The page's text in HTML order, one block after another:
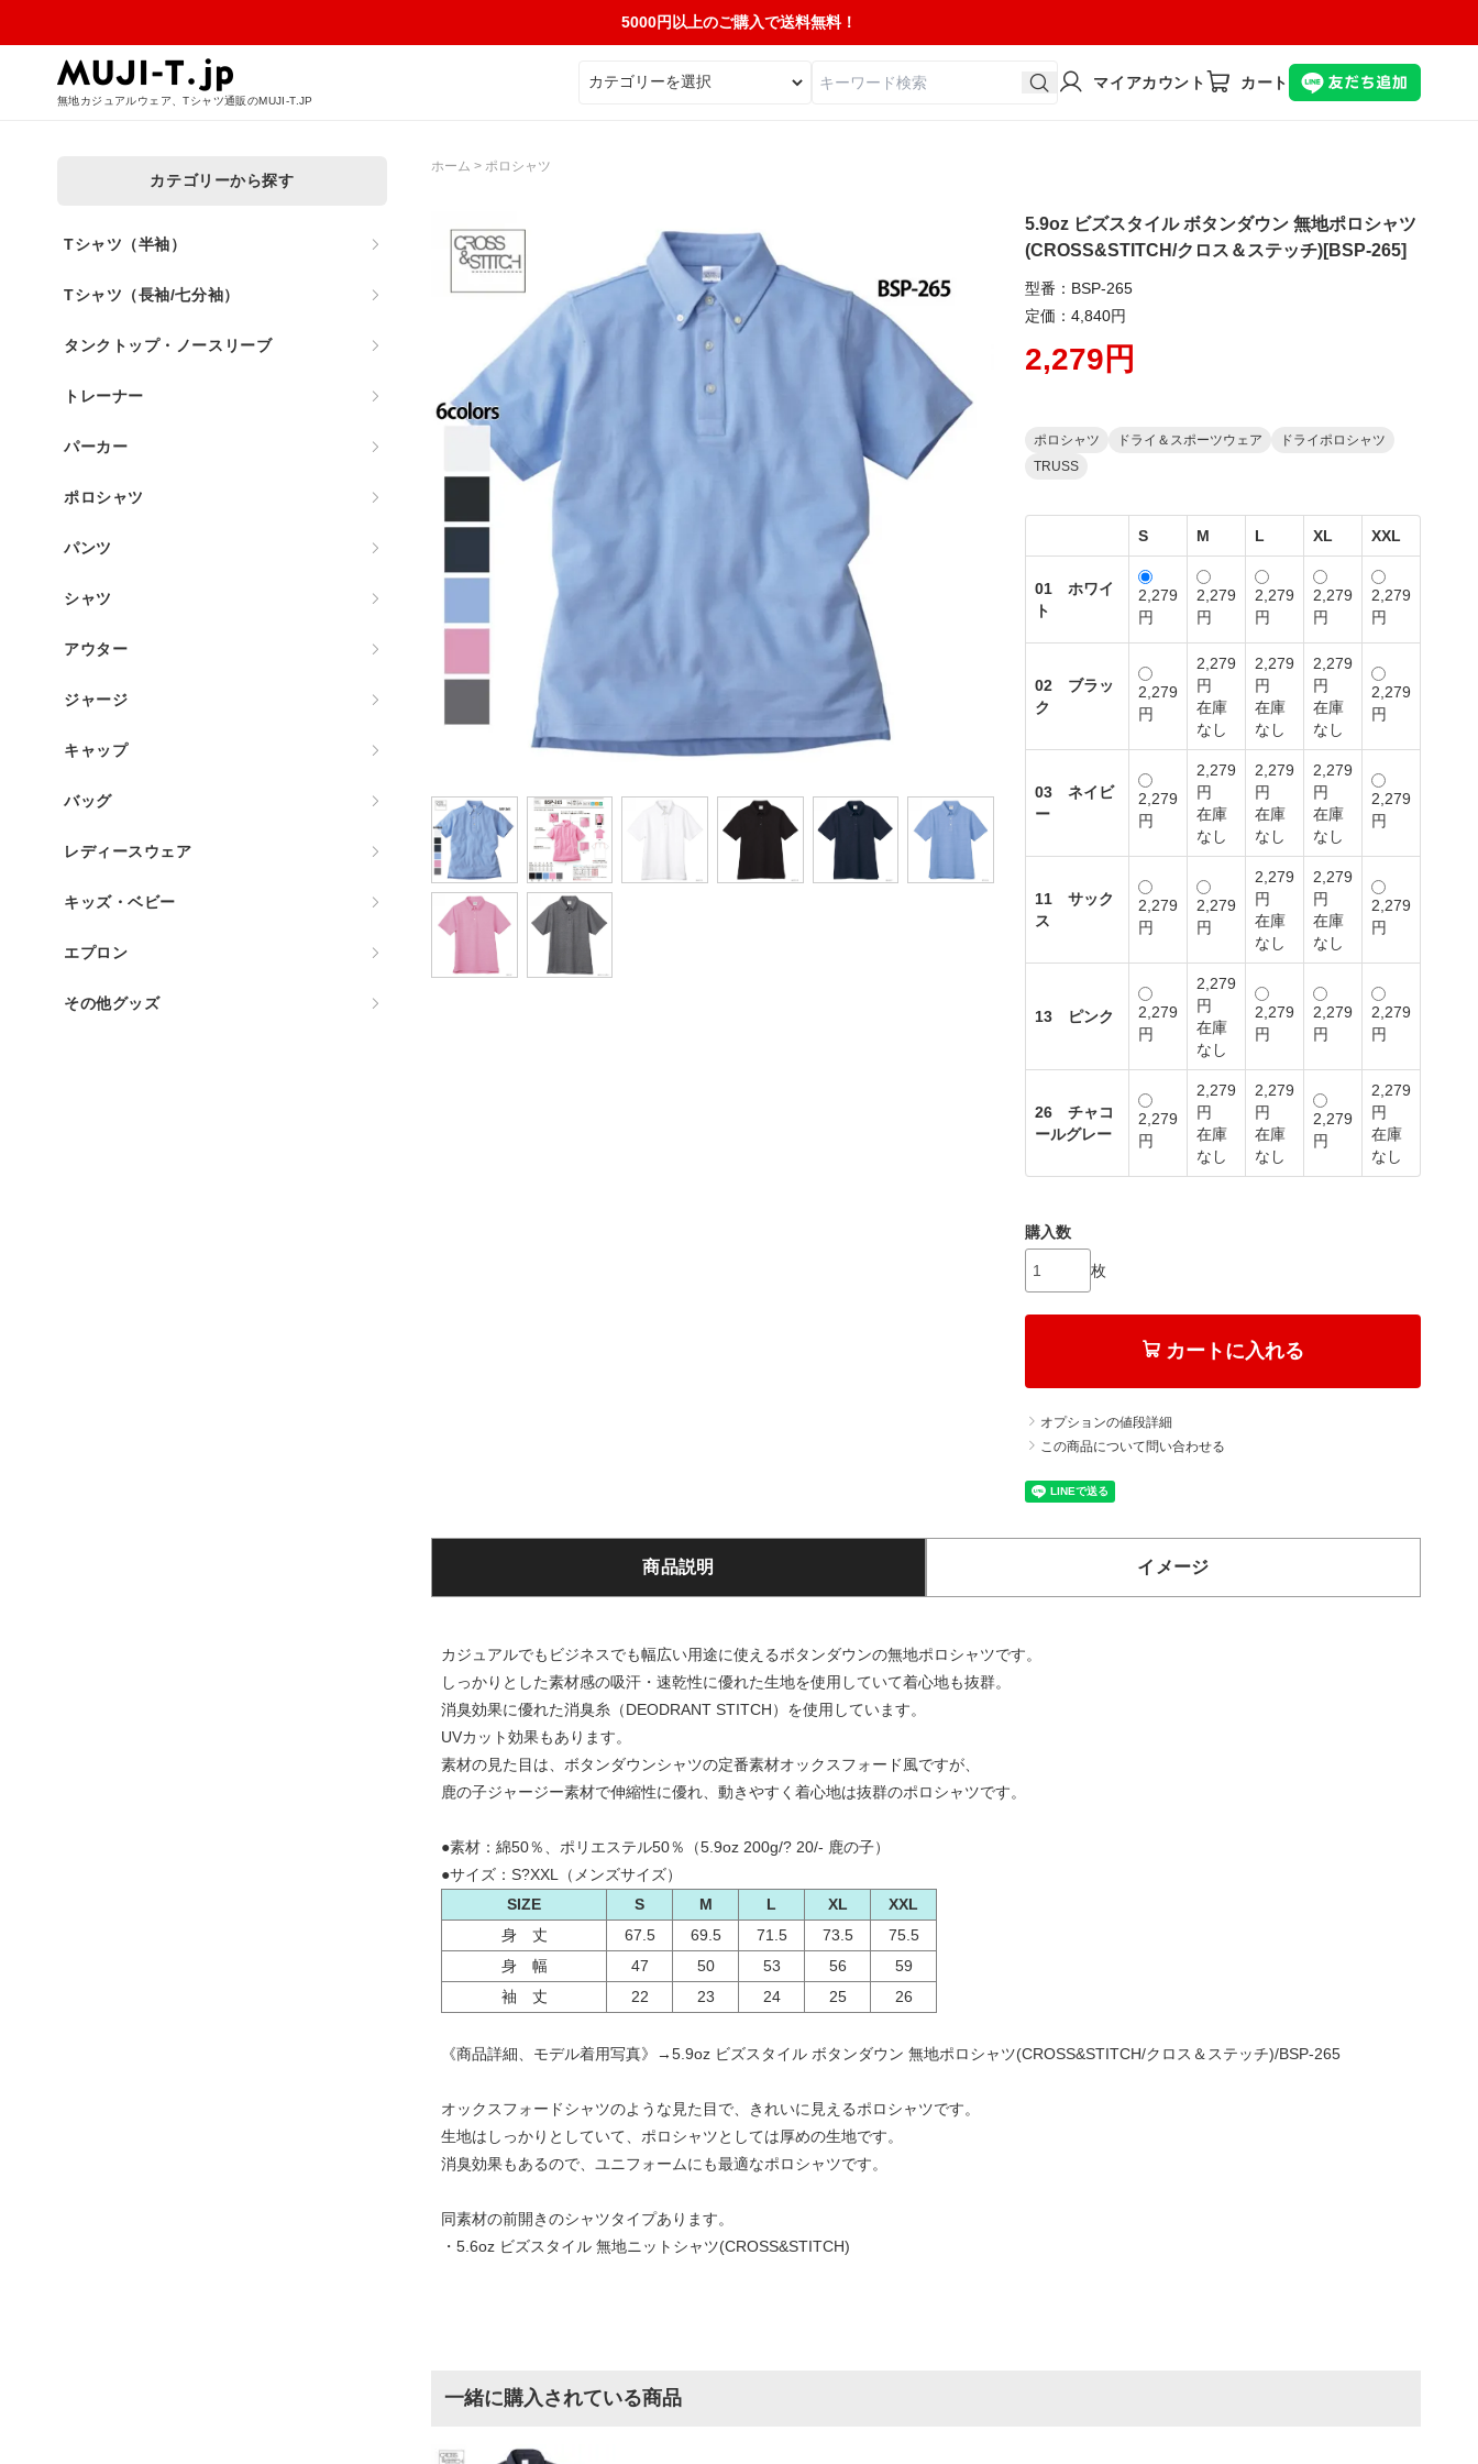
5000円以上のご購入で送料無料！
無地カジュアルウェア、Tシャツ通販のMUJI-T.JP
マイアカウント カート
カテゴリーから探す
Tシャツ（半袖）
Tシャツ（長袖/七分袖）
タンクトップ・ノースリーブ
トレーナー
パーカー
ポロシャツ
パンツ
シャツ
アウター
ジャージ
キャップ
バッグ
レディースウェア
キッズ・ベビー
エプロン
その他グッズ
ホーム > ポロシャツ
5.9oz ビズスタイル ボタンダウン 無地ポロシャツ
(CROSS&STITCH/クロス＆ステッチ)[BSP-265]
型番：BSP-265
定価：4,840円
2,279円
ポロシャツ ドライ＆スポーツウェア
ドライポロシャツ
TRUSS
S M L XL XXL
01 ホワイ
ト
2,279
円
2,279
円
2,279
円
2,279
円
2,279
円
02 ブラッ
ク
2,279
円
2,279
円
在庫
なし
2,279
円
在庫
なし
2,279
円
在庫
なし
2,279
円
03 ネイビ
ー
2,279
円
2,279
円
在庫
なし
2,279
円
在庫
なし
2,279
円
在庫
なし
2,279
円
11 サック
ス
2,279
円
2,279
円
2,279
円
在庫
なし
2,279
円
在庫
なし
2,279
円
13 ピンク
2,279
円
2,279
円
在庫
なし
2,279
円
2,279
円
2,279
円
26 チャコ
ールグレー
2,279
円
2,279
円
在庫
なし
2,279
円
在庫
なし
2,279
円
2,279
円
在庫
なし
購入数
枚
カートに入れる
オプションの値段詳細
この商品について問い合わせる
商品説明 イメージ
カジュアルでもビジネスでも幅広い用途に使えるボタンダウンの無地ポロシャツです。
しっかりとした素材感の吸汗・速乾性に優れた生地を使用していて着心地も抜群。
消臭効果に優れた消臭糸（DEODRANT STITCH）を使用しています。
UVカット効果もあります。
素材の見た目は、ボタンダウンシャツの定番素材オックスフォード風ですが、
鹿の子ジャージー素材で伸縮性に優れ、動きやすく着心地は抜群のポロシャツです。
●素材：綿50％、ポリエステル50％（5.9oz 200g/? 20/- 鹿の子）
●サイズ：S?XXL（メンズサイズ）
SIZE
S M L XL
XXL
身 丈
67.5 69.5 71.5 73.5
75.5
身 幅
47 50 53 56
59
袖 丈
22 23 24 25 26
《商品詳細、モデル着用写真》→5.9oz ビズスタイル ボタンダウン 無地ポロシャツ(CROSS&STITCH/クロス＆ステッチ)/BSP-265
オックスフォードシャツのような見た目で、きれいに見えるポロシャツです。
生地はしっかりとしていて、ポロシャツとしては厚めの生地です。
消臭効果もあるので、ユニフォームにも最適なポロシャツです。
同素材の前開きのシャツタイプあります。
・ 5.6oz ビズスタイル 無地ニットシャツ(CROSS&STITCH)
一緒に購入されている商品